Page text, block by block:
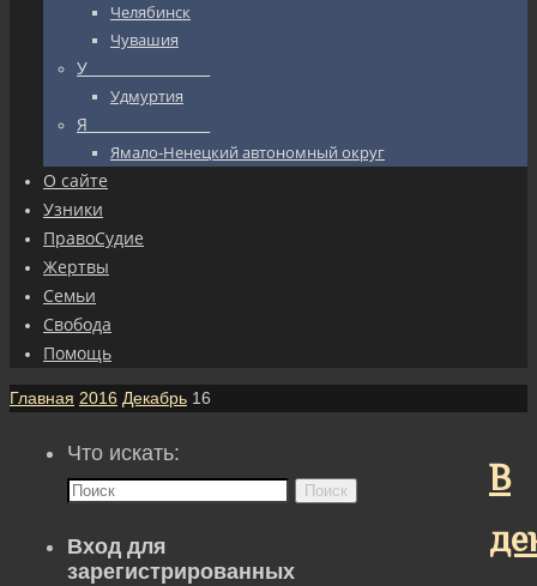
Челябинск
Чувашия
У_________________
Удмуртия
Я_________________
Ямало-Ненецкий автономный округ
О сайте
Узники
ПравоСудие
Жертвы
Семьи
Свобода
Помощь
Главная 2016 Декабрь 16
В
Что искать:
Поиск
Вход для
зарегистрированных